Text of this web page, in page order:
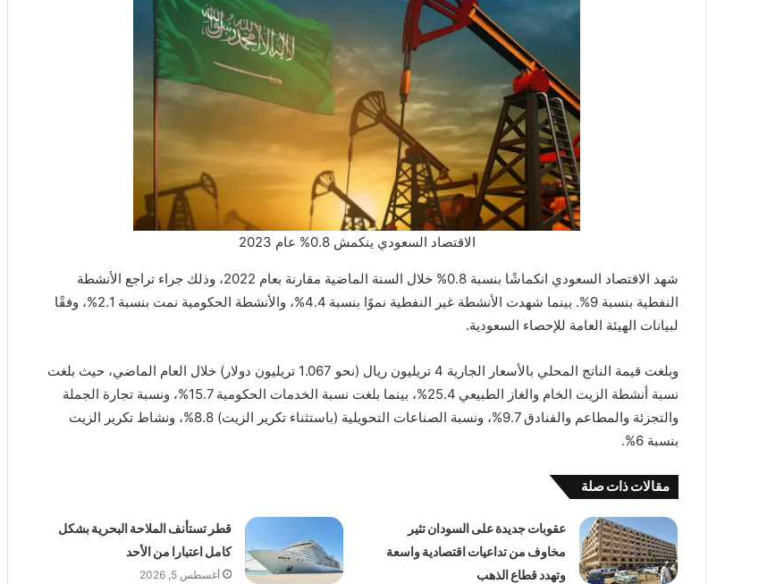
الاقتصاد السعودي ينكمش 0.8% عام 2023
شهد الاقتصاد السعودي انكماشًا بنسبة 0.8% خلال السنة الماضية مقارنة بعام 2022، وذلك جراء تراجع الأنشطة
النفطية بنسبة 9%. بينما شهدت الأنشطة غير النفطية نموًا بنسبة 4.4%، والأنشطة الحكومية نمت بنسبة 2.1%، وفقًا
لبيانات الهيئة العامة للإحصاء السعودية.
وبلغت قيمة الناتج المحلي بالأسعار الجارية 4 تريليون ريال (نحو 1.067 تريليون دولار) خلال العام الماضي، حيث بلغت
نسبة أنشطة الزيت الخام والغاز الطبيعي 25.4%، بينما بلغت نسبة الخدمات الحكومية 15.7%، ونسبة تجارة الجملة
والتجزئة والمطاعم والفنادق 9.7%، ونسبة الصناعات التحويلية (باستثناء تكرير الزيت) 8.8%، ونشاط تكرير الزيت
بنسبة 6%.
مقالات ذات صلة
عقوبات جديدة على السودان تثير
مخاوف من تداعيات اقتصادية واسعة
وتهدد قطاع الذهب
قطر تستأنف الملاحة البحرية بشكل
كامل اعتبارا من الأحد
أغسطس 5, 2026